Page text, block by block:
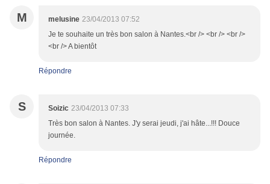
M melusine 23/04/2013 07:52
Je te souhaite un très bon salon à Nantes.<br /> <br /> <br />
<br /> A bientôt
Répondre
S Soizic 23/04/2013 07:33
Très bon salon à Nantes. J'y serai jeudi, j'ai hâte...!!! Douce
journée.
Répondre